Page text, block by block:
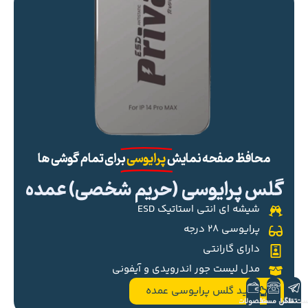
محافظ صفحه نمایشپرایوسیبرای تمام گوشی ها
گلس پرایوسی (حریم شخصی) عمده
شیشه ای انتی استاتیک ESD
پرایوسی ۲۸ درجه
دارای گارانتی
مدل لیست جور اندرویدی و آیفونی
خرید گلس پرایوسی عمده
تلگرام
تماس مستقیم
محصولات